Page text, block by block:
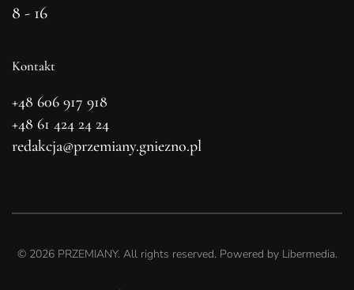
8 - 16
Kontakt
+48 606 917 918
+48 61 424 24 24
redakcja@przemiany.gniezno.pl
© 2026PRZEMIANY. All rights reserved. Powered by Libermedia.